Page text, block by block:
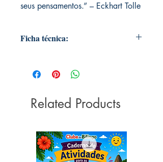
seus pensamentos.” – Eckhart Tolle
Ficha técnica:
(1 junho 2016)
Idioma ‏ : ‎ Português
ISBN-13 ‏ : ‎ 978-8543103617
Dimensões ‏ : ‎ 20.6 x 13.6 x 1 cm
Related Products